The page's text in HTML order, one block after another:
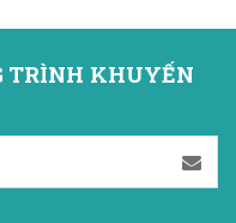
TRÌNH KHUYẾN